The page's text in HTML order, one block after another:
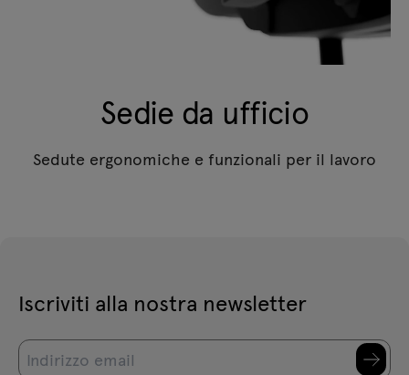
Sedie da ufficio
Sedute ergonomiche e funzionali per il lavoro
Iscriviti alla nostra newsletter